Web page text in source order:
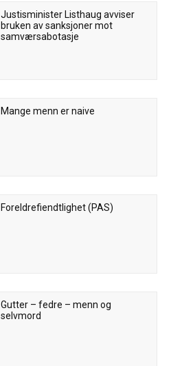
Justisminister Listhaug avviser
bruken av sanksjoner mot
samværsabotasje
Mange menn er naive
Foreldrefiendtlighet (PAS)
Gutter – fedre – menn og
selvmord